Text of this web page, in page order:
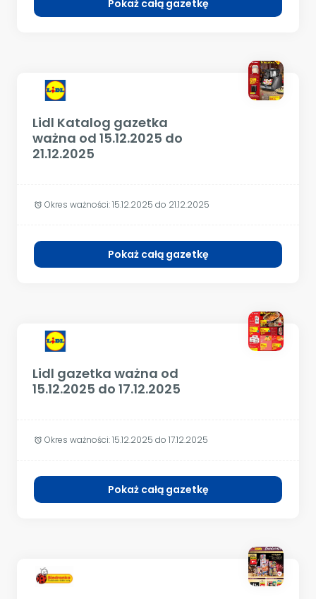
Pokaż całą gazetkę
Lidl Katalog gazetka
ważna od 15.12.2025 do
21.12.2025
alarm Okres ważności:15.12.2025 do 21.12.2025
Pokaż całą gazetkę
Lidl gazetka ważna od
15.12.2025 do 17.12.2025
alarm Okres ważności:15.12.2025 do 17.12.2025
Pokaż całą gazetkę